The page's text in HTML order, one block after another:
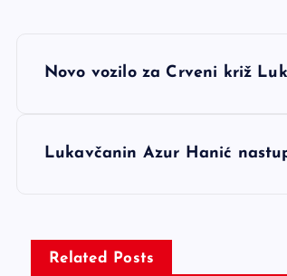
NNovo vozilo za Crveni križ
Lukavčanin Azur Hanić
Related Posts